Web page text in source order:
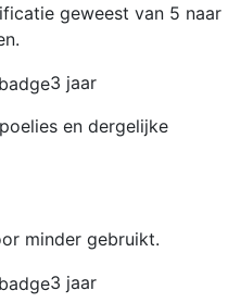
geweest van 5 naar
3 jaar
en dergelijke
minder gebruikt.
3 jaar